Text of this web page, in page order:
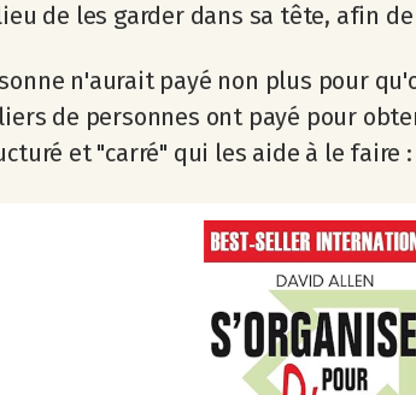
de les garder dans sa tête, afin
n'aurait payé non plus pour
de personnes ont payé pour
et "carré" qui les aide à le faire :